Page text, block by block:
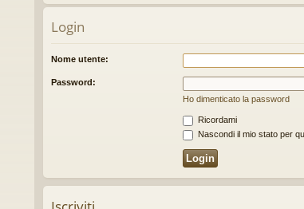
a
m
en
ti
Login
Nome utente:
Password:
Ho dimenticato la password
Ricordami
Nascondi il mio stato per